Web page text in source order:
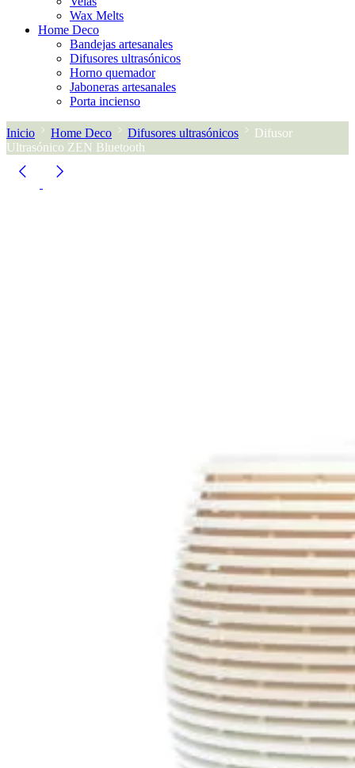
Wax Melts
Home Deco
Bandejas artesanales
Difusores ultrasónicos
Horno quemador
Jaboneras artesanales
Porta incienso
Inicio Home Deco Difusores ultrasónicos
Difusor
Ultrasónico ZEN Bluetooth